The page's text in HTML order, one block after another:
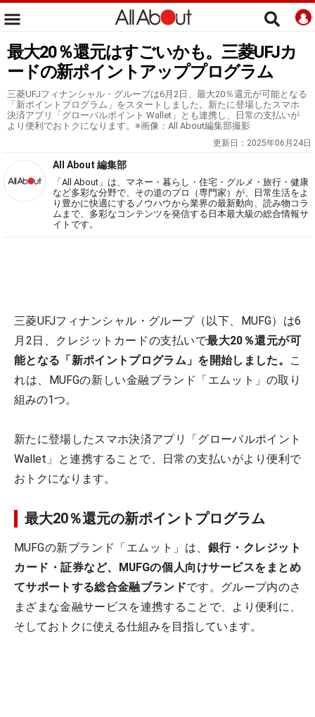
最大20％還元はすごいかも。三菱UFJカ
ードの新ポイントアッププログラム
三菱UFJフィナンシャル・グループは6月2日、最大20％還元が可能となる
「新ポイントプログラム」をスタートしました。新たに登場したスマホ
決済アプリ「グローバルポイント Wallet」とも連携し、日常の支払いが
より便利でおトクになります。※画像：All About編集部撮影
更新日： 2025年06月24日
All About 編集部
「All About」は、マネー・暮らし・住宅・グルメ・旅行・健康
など多彩な分野で、その道のプロ（専門家）が、日常生活をよ
り豊かに快適にするノウハウから業界の最新動向、読み物コラ
ムまで、多彩なコンテンツを発信する日本最大級の総合情報サ
イトです。
三菱UFJフィナンシャル・グループ（以下、MUFG）は6
月2日、クレジットカードの支払いで最大20％還元が可
能となる「新ポイントプログラム」を開始しました。
こ
れは、MUFGの新しい金融ブランド「エムット」の取り
組みの1つ。
新たに登場したスマホ決済アプリ「グローバルポイント
Wallet」と連携することで、日常の支払いがより便利で
おトクになります。
最大20％還元の新ポイントプログラム
MUFGの新ブランド「エムット」は、 銀行・クレジット
カード・証券など、MUFGの個人向けサービスをまとめ
てサポートする総合金融ブランドです。グループ内のさ
まざまな金融サービスを連携することで、より便利に、
そしておトクに使える仕組みを目指しています。